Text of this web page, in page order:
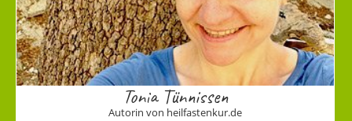
Tonia Tünnissen
Autorin von heilfastenkur.de